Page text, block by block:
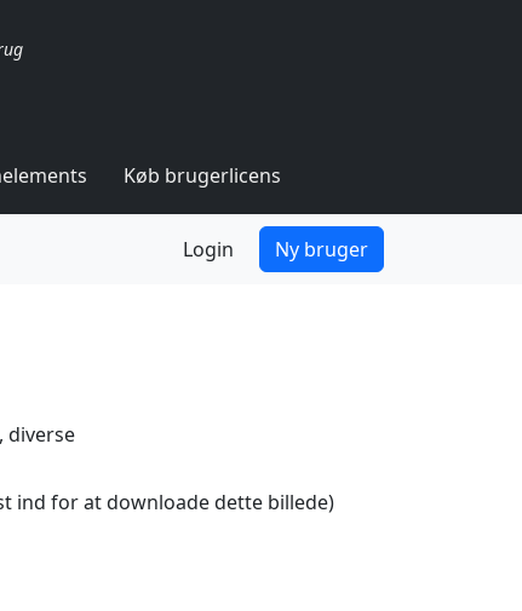
Køb brugerlicens
Login Ny bruger
diverse
ind for at downloade dette billede)